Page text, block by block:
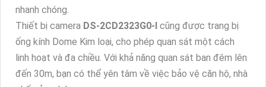
nhanh chóng.
Thiết bị camera DS-2CD2323G0-I cũng được trang bị
ống kính Dome Kim loại, cho phép quan sát một cách
linh hoạt và đa chiều. Với khả năng quan sát ban đêm lên
đến 30m, bạn có thể yên tâm về việc bảo vệ căn hộ, nhà